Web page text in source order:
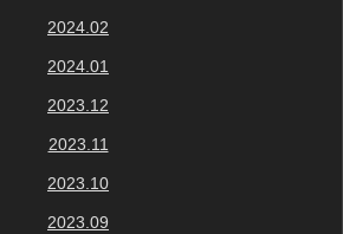
2024.02
2024.01
2023.12
2023.11
2023.10
2023.09